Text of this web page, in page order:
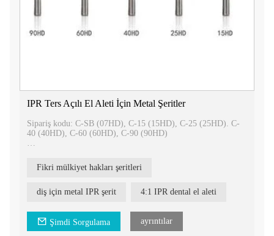
IPR Ters Açılı El Aleti İçin Metal Şeritler
Sipariş kodu: C-SB (07HD), C-15 (15HD), C-25 (25HD). C-
40 (40HD), C-60 (60HD), C-90 (90HD)
Şeritler:
07 mikron tırtıklı testere
25 mikron-finisaj için
60 mikron-indirgemek için
90 mikron-kontakları açmak için
Fikri mülkiyet hakları şeritleri
diş için metal IPR şerit 4:1 IPR dental el aleti
Şimdi Sorgulama ayrıntılar